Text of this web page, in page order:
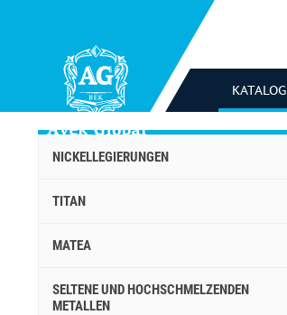
KATALOG
NICKELLEGIERUNGEN
TITAN
MATEA
SELTENE UND HOCHSCHMELZENDEN
METALLEN